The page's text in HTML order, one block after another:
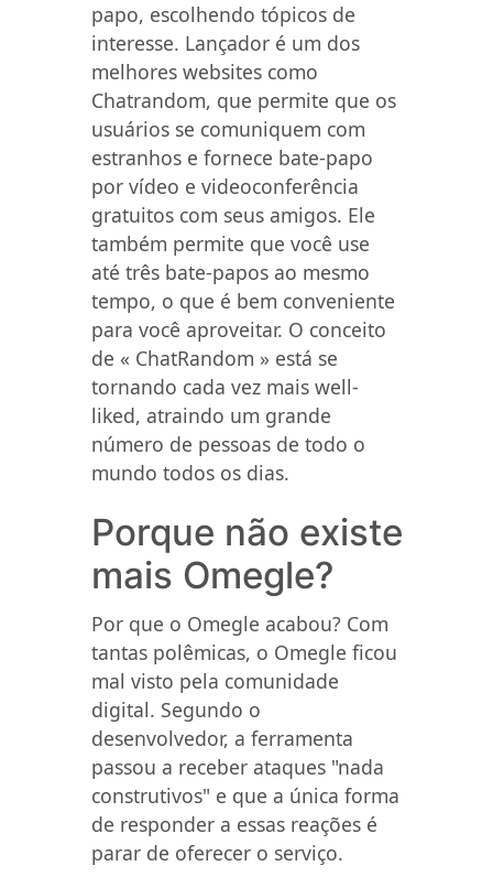
papo, escolhendo tópicos de
interesse. Lançador é um dos
melhores websites como
Chatrandom, que permite que os
usuários se comuniquem com
estranhos e fornece bate-papo
por vídeo e videoconferência
gratuitos com seus amigos. Ele
também permite que você use
até três bate-papos ao mesmo
tempo, o que é bem conveniente
para você aproveitar. O conceito
de « ChatRandom » está se
tornando cada vez mais well-
liked, atraindo um grande
número de pessoas de todo o
mundo todos os dias.
Porque não existe
mais Omegle?
Por que o Omegle acabou? Com
tantas polêmicas, o Omegle ficou
mal visto pela comunidade
digital. Segundo o
desenvolvedor, a ferramenta
passou a receber ataques "nada
construtivos" e que a única forma
de responder a essas reações é
parar de oferecer o serviço.